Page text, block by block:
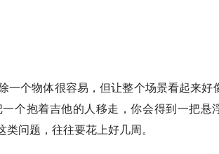
一个物体很容易，但让整个场景看起来好
个抱着吉他的人移走，你会得到一把悬
问题，往往要花上好几周。